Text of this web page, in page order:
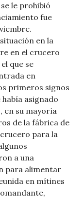
le prohibió
fue
en la
en el crucero
que se
en
primeros signos
asignado
en su mayoría
de la fábrica de
para la
a una
para alimentar
en mítines